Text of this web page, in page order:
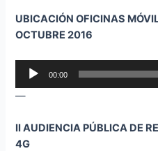
UBICACIÓN OFICINAS
OCTUBRE 2016
Reproductor
audio
00:00
—
II AUDIENCIA PÚBLICA DE
4G